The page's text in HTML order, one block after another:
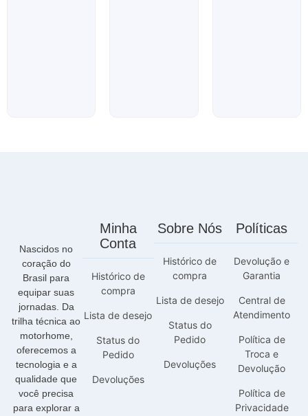
Nascidos no
coração do
Brasil para
equipar suas
jornadas. Da
trilha técnica ao
motorhome,
oferecemos a
tecnologia e a
qualidade que
você precisa
para explorar a
Minha
Conta
Histórico de
compra
Lista de desejo
Status do
Pedido
Devoluções
Sobre Nós
Histórico de
compra
Lista de desejo
Status do
Pedido
Devoluções
Políticas
Devolução e
Garantia
Central de
Atendimento
Política de
Troca e
Devolução
Política de
Privacidade